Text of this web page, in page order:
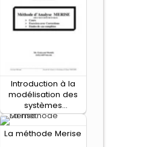
Introduction à la
modélisation des
systèmes
d’information avec
La méthode Merise